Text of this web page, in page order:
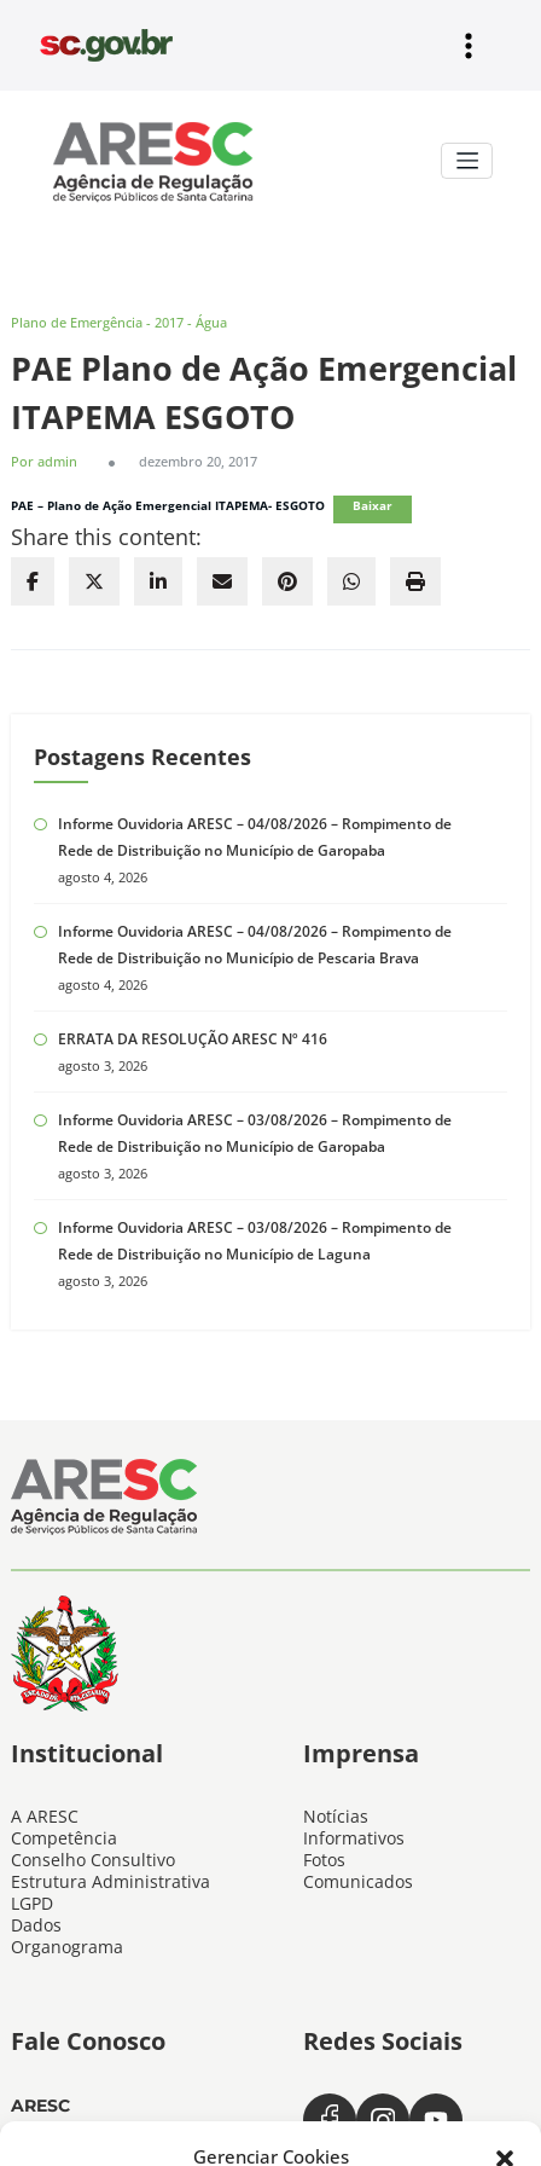
Gerenciar Cookies
Plano de Emergência - 2017 - Água
PAE Plano de Ação Emergencial
ITAPEMA ESGOTO
Por admin dezembro 20, 2017
PAE – Plano de Ação Emergencial ITAPEMA- ESGOTO Baixar
Share this content:
Postagens Recentes
Informe Ouvidoria ARESC – 04/08/2026 – Rompimento de
Rede de Distribuição no Município de Garopaba
agosto 4, 2026
Informe Ouvidoria ARESC – 04/08/2026 – Rompimento de
Rede de Distribuição no Município de Pescaria Brava
agosto 4, 2026
ERRATA DA RESOLUÇÃO ARESC Nº 416
agosto 3, 2026
Informe Ouvidoria ARESC – 03/08/2026 – Rompimento de
Rede de Distribuição no Município de Garopaba
agosto 3, 2026
Informe Ouvidoria ARESC – 03/08/2026 – Rompimento de
Rede de Distribuição no Município de Laguna
agosto 3, 2026
Institucional
A ARESC
Competência
Conselho Consultivo
Estrutura Administrativa
LGPD
Dados
Organograma
Imprensa
Notícias
Informativos
Fotos
Comunicados
Fale Conosco
ARESC
Redes Sociais